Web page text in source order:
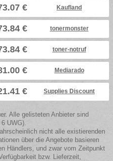
€ Kaufland
€ tonermonster
€ toner-notruf
€ Mediarado
€ Supplies Discount
Alle gelisteten Anbieter sind
UWG).
nicht alle existierenden
über die Angebote basieren
Händlers, und zwar vom Zeitpunkt
bzw. Lieferzeit,